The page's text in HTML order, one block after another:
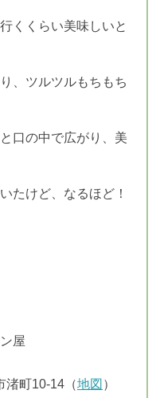
くくらい美味しいと
、ツルツルもちもち
口の中で広がり、美
たけど、なるほど！
屋
渚町10-14（地図 ）